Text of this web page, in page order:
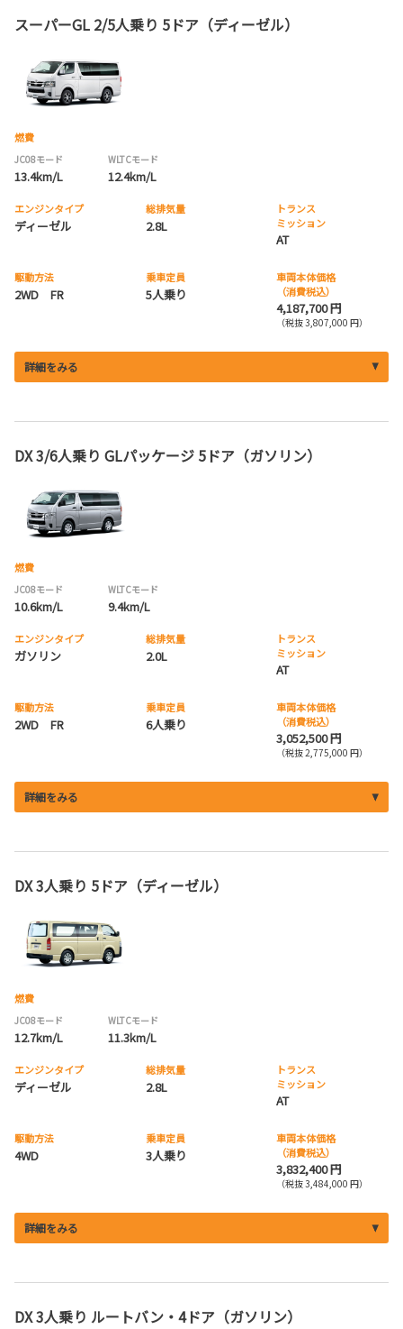
スーパーGL 2/5人乗り 5ドア（ディーゼル）
燃費
JC08モード
13.4km/L
WLTCモード
12.4km/L
エンジンタイプ
ディーゼル
総排気量
2.8L
トランス
ミッション
AT
駆動方法
2WD FR
乗車定員
5人乗り
車両本体価格
（消費税込）
4,187,700 円
（税抜 3,807,000 円）
詳細をみる
DX 3/6人乗り GLパッケージ 5ドア（ガソリン）
燃費
JC08モード
10.6km/L
WLTCモード
9.4km/L
エンジンタイプ
ガソリン
総排気量
2.0L
トランス
ミッション
AT
駆動方法
2WD FR
乗車定員
6人乗り
車両本体価格
（消費税込）
3,052,500 円
（税抜 2,775,000 円）
詳細をみる
DX 3人乗り 5ドア（ディーゼル）
燃費
JC08モード
12.7km/L
WLTCモード
11.3km/L
エンジンタイプ
ディーゼル
総排気量
2.8L
トランス
ミッション
AT
駆動方法
4WD
乗車定員
3人乗り
車両本体価格
（消費税込）
3,832,400 円
（税抜 3,484,000 円）
詳細をみる
DX 3人乗り ルートバン・4ドア（ガソリン）